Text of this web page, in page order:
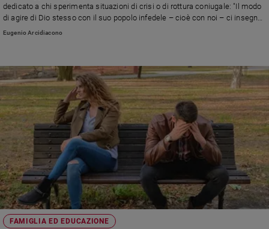
dedicato a chi sperimenta situazioni di crisi o di rottura coniugale: "Il modo
di agire di Dio stesso con il suo popolo infedele – cioè con noi – ci insegna
che l’amore ferito può essere sanato da Dio attraverso la misericordia e il
Eugenio Arcidiacono
FAMIGLIA ED EDUCAZIONE